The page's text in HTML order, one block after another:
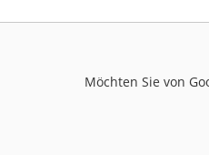
Möchten Sie von